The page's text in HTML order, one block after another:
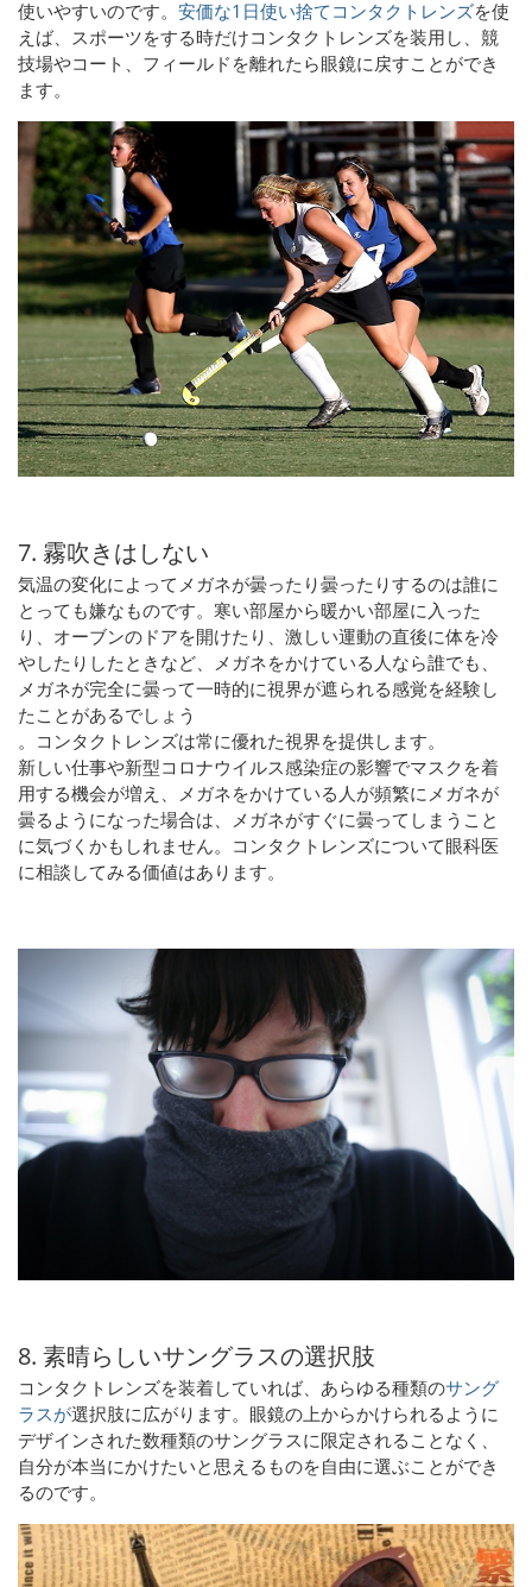
使いやすいのです。 安価な1日使い捨てコンタクトレンズを使
えば、スポーツをする時だけコンタクトレンズを装用し、競
技場やコート、フィールドを離れたら眼鏡に戻すことができ
ます。
7. 霧吹きはしない
気温の変化によってメガネが曇ったり曇ったりするのは誰に
とっても嫌なものです。寒い部屋から暖かい部屋に入った
り、オーブンのドアを開けたり、激しい運動の直後に体を冷
やしたりしたときなど、メガネをかけている人なら誰でも、
メガネが完全に曇って一時的に視界が遮られる感覚を経験し
たことがあるでしょう
。コンタクトレンズは常に優れた視界を提供します。
新しい仕事や新型コロナウイルス感染症の影響でマスクを着
用する機会が増え、メガネをかけている人が頻繁にメガネが
曇るようになった場合は、メガネがすぐに曇ってしまうこと
に気づくかもしれません。コンタクトレンズについて眼科医
に相談してみる価値はあります。
8. 素晴らしいサングラスの選択肢
コンタクトレンズを装着していれば、あらゆる種類のサング
ラスが選択肢に広がります。眼鏡の上からかけられるように
デザインされた数種類のサングラスに限定されることなく、
自分が本当にかけたいと思えるものを自由に選ぶことができ
るのです。